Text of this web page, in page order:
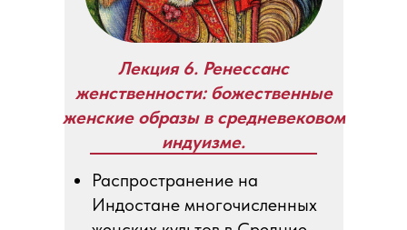
Распространение на
Индостане многочисленных
Лекция 6. Ренессанс
женственности: божественные
женские образы в средневековом
индуизме.